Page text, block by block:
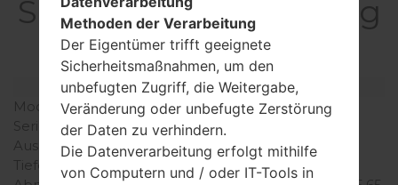
SpezifikationSamsung
SC-05GGalaxy S6
Modell und seine Eigenschaften
Modell
SamsungSC-05G
Serie
Galaxy S6
Ausgabe
Mai, 2015
Tiefe
6.8 millimeter (0.27 Zoll)
Methoden der Verarbeitung
Der Eigentümer trifft geeignete
Sicherheitsmaßnahmen, um den
unbefugten Zugriff, die Weitergabe,
Veränderung oder unbefugte Zerstörung
der Daten zu verhindern.
Die Datenverarbeitung erfolgt mithilfe
von Computern und / oder IT-Tools in